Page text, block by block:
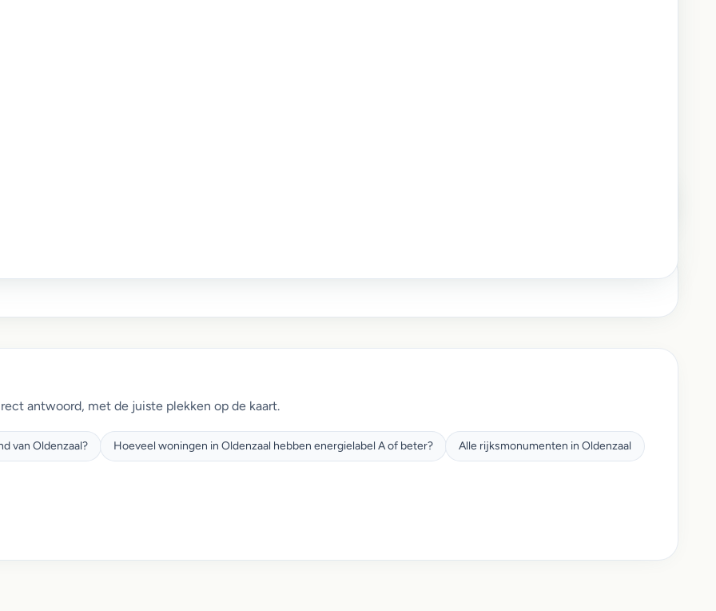
antwoord, met de juiste plekken op de kaart.
van Oldenzaal? Hoeveel woningen in Oldenzaal hebben energielabel A of beter? Alle rijksmonumenten in Oldenzaal